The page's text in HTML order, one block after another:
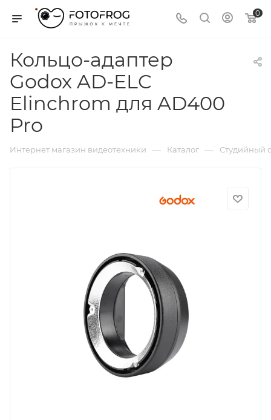
0
Кольцо-адаптер
Godox AD-ELC
Elinchrom для AD400
Pro
Интернет магазин видеотехники — Каталог — Студийный